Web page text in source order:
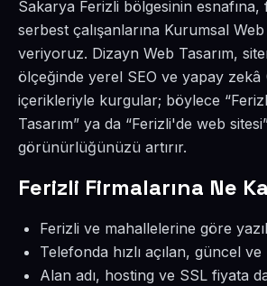
Sakarya Ferizli bölgesinin esnafına,
serbest çalışanlarına Kurumsal Web
veriyoruz. Dizayn Web Tasarım,
ölçeğinde yerel SEO ve yapay zekâ
içerikleriyle kurgular; böylece
Tasarım” ya da “Ferizli'de web
görünürlüğünüzü artırır.
Ferizli Firmalarına Ne
Ferizli ve mahallelerine göre
Telefonda hızlı açılan, güncel
Alan adı, hosting ve SSL fiyata